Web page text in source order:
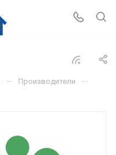
— Производители —